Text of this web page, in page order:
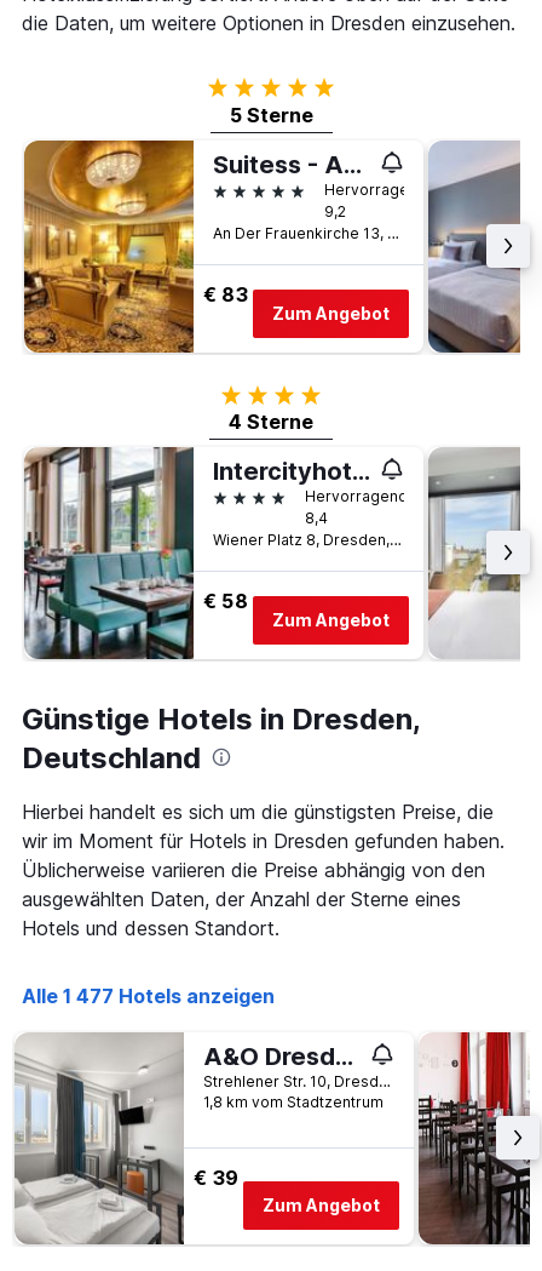
die Daten, um weitere Optionen in Dresden einzusehen.
5 Sterne
5 Sterne
Suitess - An der Frauenkirche
5 Sterne
Hervorragend
9,2
An Der Frauenkirche 13, Dresden, Sachsen, Deutschland
€ 83
Zum Angebot
4 Sterne
4 Sterne
Intercityhotel Dresden
4 Sterne
Hervorragend
8,4
Wiener Platz 8, Dresden, Sachsen, Deutschland
€ 58
Zum Angebot
Günstige Hotels in Dresden,
Deutschland
Hierbei handelt es sich um die günstigsten Preise, die
wir im Moment für Hotels in Dresden gefunden haben.
Üblicherweise variieren die Preise abhängig von den
ausgewählten Daten, der Anzahl der Sterne eines
Hotels und dessen Standort.
Alle 1 477 Hotels anzeigen
A&O Dresden Hauptbahnhof
Strehlener Str. 10, Dresden, Sachsen, Deutschland
1,8 km vom Stadtzentrum
€ 39
Zum Angebot